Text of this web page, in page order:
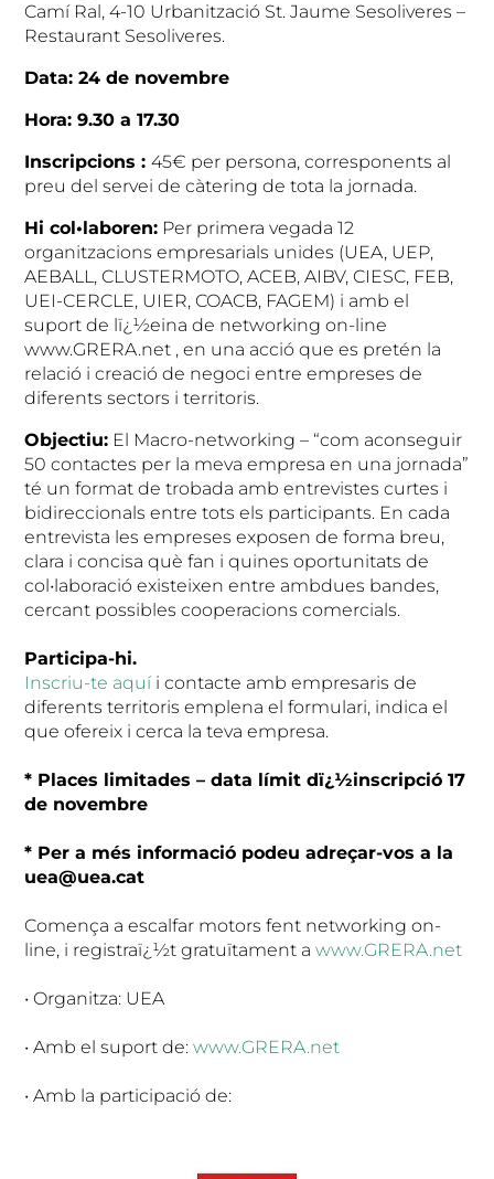
Camí Ral, 4-10 Urbanització St. Jaume Sesoliveres –
Restaurant Sesoliveres.
Data: 24 de novembre
Hora: 9.30 a 17.30
Inscripcions :45€ per persona, corresponents al
preu del servei de càtering de tota la jornada.
Hi col•laboren: Per primera vegada 12
organitzacions empresarials unides (UEA, UEP,
AEBALL, CLUSTERMOTO, ACEB, AIBV, CIESC, FEB,
UEI-CERCLE, UIER, COACB, FAGEM) i amb el
suport de lï¿½eina de networking on-line
www.GRERA.net , en una acció que es pretén la
relació i creació de negoci entre empreses de
diferents sectors i territoris.
Objectiu: El Macro-networking – “com aconseguir
50 contactes per la meva empresa en una jornada”
té un format de trobada amb entrevistes curtes i
bidireccionals entre tots els participants. En cada
entrevista les empreses exposen de forma breu,
clara i concisa què fan i quines oportunitats de
col•laboració existeixen entre ambdues bandes,
cercant possibles cooperacions comercials.
Participa-hi.
Inscriu-te aquíi contacte amb empresaris de
diferents territoris emplena el formulari, indica el
que ofereix i cerca la teva empresa.
* Places limitades – data límit dï¿½inscripció 17
de novembre
* Per a més informació podeu adreçar-vos a la
uea@uea.cat
Comença a escalfar motors fent networking on-
line, i registraï¿½t gratuïtament awww.GRERA.net
• Organitza: UEA
• Amb el suport de:www.GRERA.net
• Amb la participació de: